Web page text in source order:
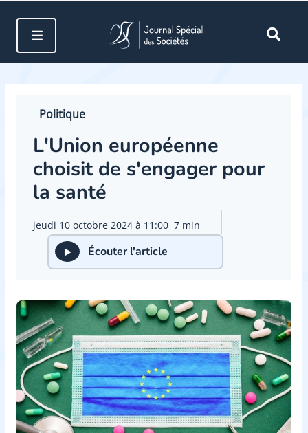
Politique
L'Union européenne
choisit de s'engager pour
la santé
jeudi 10 octobre 2024 à 11:00 7 min
Écouter l'article